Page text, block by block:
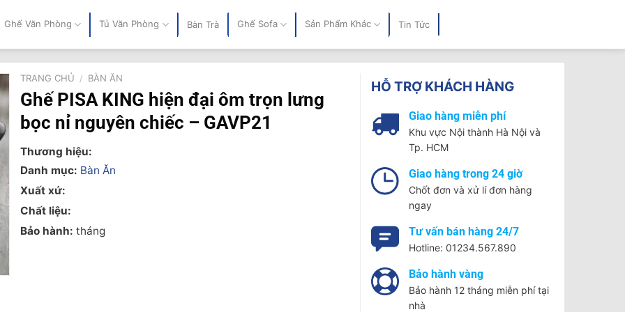
Ghế Văn Phòng Tủ Văn Phòng Bàn Trà Ghế Sofa Sản Phẩm Khác Tin Tức
TRANG CHỦ / BÀN ĂN
Ghế PISA KING hiện đại ôm trọn lưng
bọc nỉ nguyên chiếc – GAVP21
Thương hiệu:
Danh mục: Bàn Ăn
Xuất xứ:
Chất liệu:
Bảo hành: tháng
HỖ TRỢ KHÁCH HÀNG
Giao hàng miễn phí
Khu vực Nội thành Hà Nội và
Tp. HCM
Giao hàng trong 24 giờ
Chốt đơn và xử lí đơn hàng
ngay
Tư vấn bán hàng 24/7
Hotline: 01234.567.890
Bảo hành vàng
Bảo hành 12 tháng miễn phí tại
nhà